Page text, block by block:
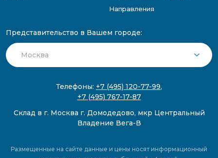
Направления
Представительство в Вашем городе:
Телефоны: +7 (495) 120-77-99,
+7 (495) 767-17-87
Склад в г. Москва г. Домодедово, мкр Центральный
Владение Вега-В
Размещенные на сайте данные и цены носят информационный